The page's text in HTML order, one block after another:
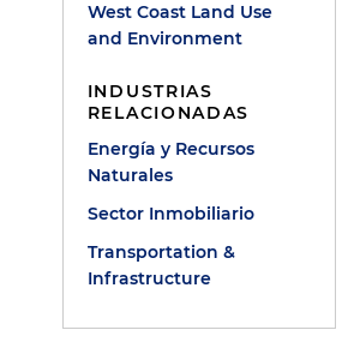
West Coast Land Use
and Environment
INDUSTRIAS
RELACIONADAS
Energía y Recursos
Naturales
Sector Inmobiliario
Transportation &
Infrastructure